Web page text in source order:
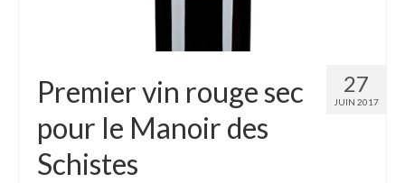
27
JUIN 2017
Premier vin rouge sec
pour le Manoir des
Schistes